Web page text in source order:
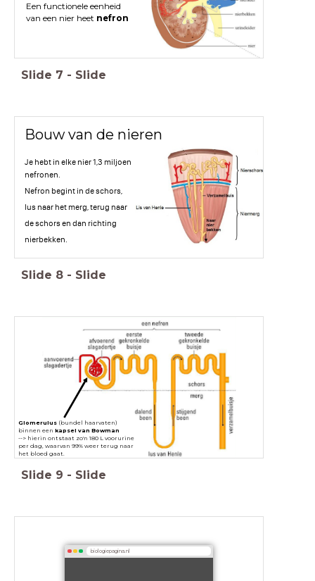
Een functionele eenheid
van een nier heet nefron
Slide 7 - Slide
Bouw van de nieren
Je hebt in elke nier 1,3 miljoen
nefronen.
Nefron begint in de schors,
lus naar het merg, terug naar
de schors en dan richting
nierbekken.
Slide 8 - Slide
Glomerulus (bundel haarvaten)
binnen eenkapsel van Bowman
--> hierin ontstaat zo'n 180 L voorurine
per dag, waarvan 99% weer terug naar
het bloed gaat.
Slide 9 - Slide
biologiepagina.nl